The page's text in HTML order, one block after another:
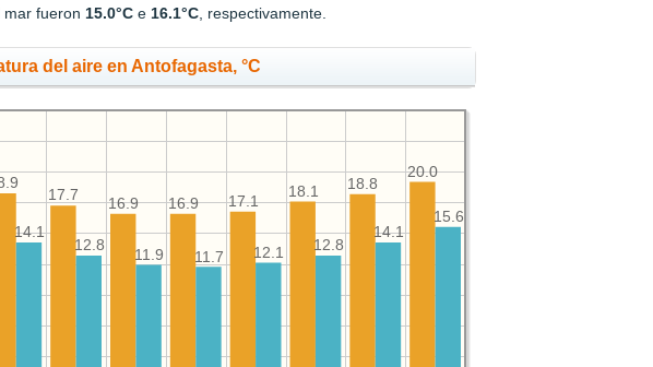
mar fueron15.0°C e16.1°C, respectivamente.
del aire en Antofagasta, °C
20.0
18.8
18.1
17.1
16.9
16.9
17.7
15.6
14.1
12.8
12.1
11.7
11.9
12.8
14.1